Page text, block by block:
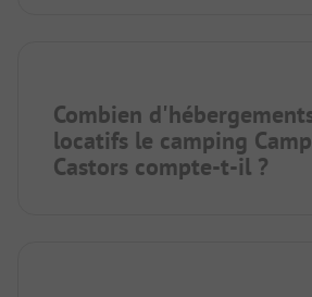
Combien
locatifs le camping
Castors compte-t-il ?